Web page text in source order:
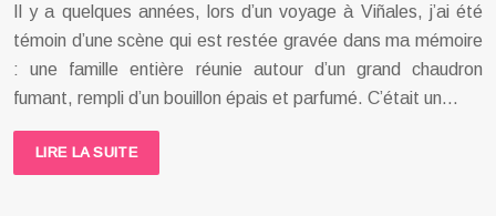
Il y a quelques années, lors d’un voyage à Viñales, j’ai été
témoin d’une scène qui est restée gravée dans ma mémoire
: une famille entière réunie autour d’un grand chaudron
fumant, rempli d’un bouillon épais et parfumé. C’était un…
LIRE LA SUITE